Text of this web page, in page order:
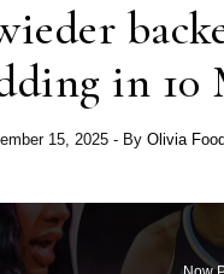
in 10
15, 2025 - By Olivia Food